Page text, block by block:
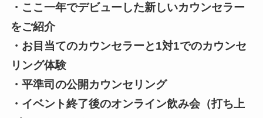
・ここ一年でデビューした新しいカウンセラー
をご紹介
・お目当てのカウンセラーと1対1でのカウンセ
リング体験
・平準司の公開カウンセリング
・イベント終了後のオンライン飲み会（打ち上